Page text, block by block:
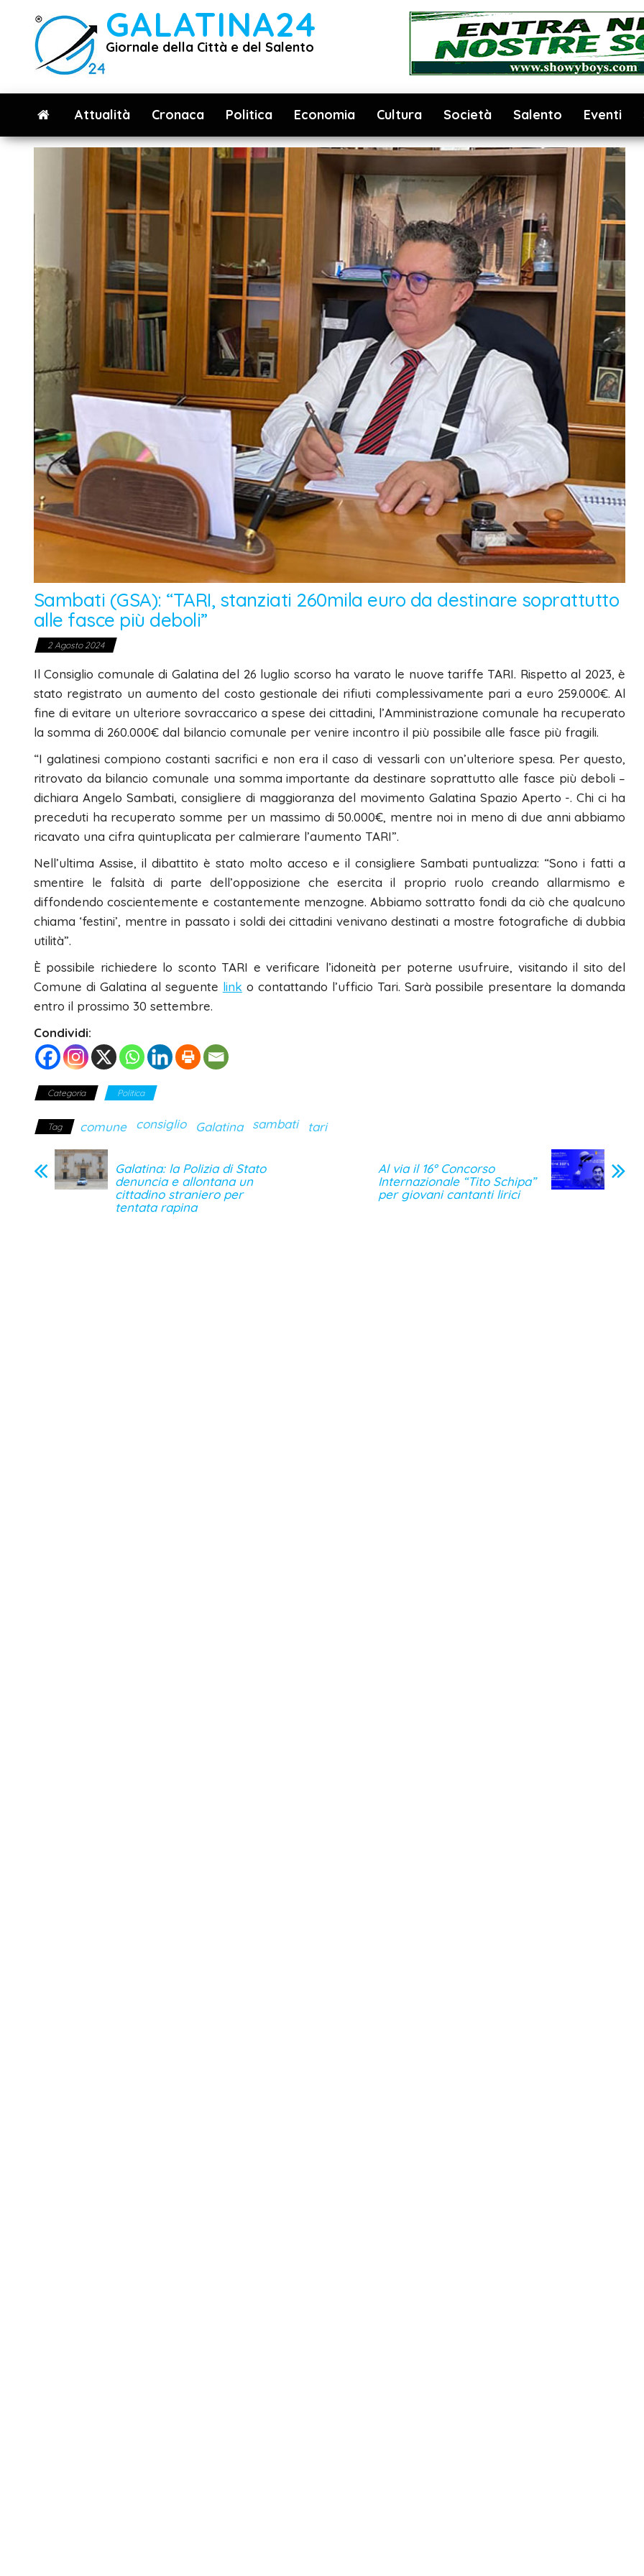
contenuto
GALATINA24
Giornale della Città e del Salento
Attualità Cronaca Politica Economia Cultura Società Salento Eventi
Sambati (GSA): “TARI, stanziati 260mila euro da destinare soprattutto
alle fasce più deboli”
2 Agosto 2024
Il Consiglio comunale di Galatina del 26 luglio scorso ha varato le nuove tariffe TARI. Rispetto al 2023, è
stato registrato un aumento del costo gestionale dei rifiuti complessivamente pari a euro 259.000€. Al
fine di evitare un ulteriore sovraccarico a spese dei cittadini, l’Amministrazione comunale ha recuperato
la somma di 260.000€ dal bilancio comunale per venire incontro il più possibile alle fasce più fragili.
“I galatinesi compiono costanti sacrifici e non era il caso di vessarli con un’ulteriore spesa. Per questo,
ritrovato da bilancio comunale una somma importante da destinare soprattutto alle fasce più deboli –
dichiara Angelo Sambati, consigliere di maggioranza del movimento Galatina Spazio Aperto -. Chi ci ha
preceduti ha recuperato somme per un massimo di 50.000€, mentre noi in meno di due anni abbiamo
ricavato una cifra quintuplicata per calmierare l’aumento TARI”.
Nell’ultima Assise, il dibattito è stato molto acceso e il consigliere Sambati puntualizza: “Sono i fatti a
smentire le falsità di parte dell’opposizione che esercita il proprio ruolo creando allarmismo e
diffondendo coscientemente e costantemente menzogne. Abbiamo sottratto fondi da ciò che qualcuno
chiama ‘festini’, mentre in passato i soldi dei cittadini venivano destinati a mostre fotografiche di dubbia
utilità”.
È possibile richiedere lo sconto TARI e verificare l’idoneità per poterne usufruire, visitando il sito del
Comune di Galatina al seguente link o contattando l’ufficio Tari. Sarà possibile presentare la domanda
entro il prossimo 30 settembre.
Condividi:
Categoria Politica
Tag comune consiglio Galatina sambati tari
Galatina: la Polizia di Stato
denuncia e allontana un
cittadino straniero per
tentata rapina
Al via il 16° Concorso
Internazionale “Tito Schipa”
per giovani cantanti lirici